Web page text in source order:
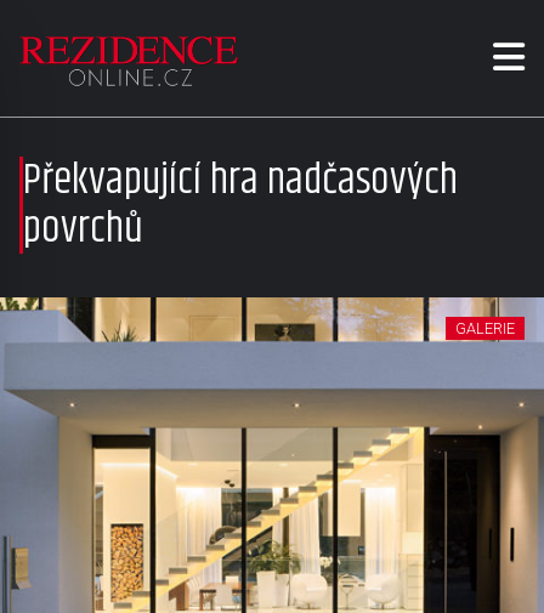
Překvapující hra nadčasových
povrchů
GALERIE